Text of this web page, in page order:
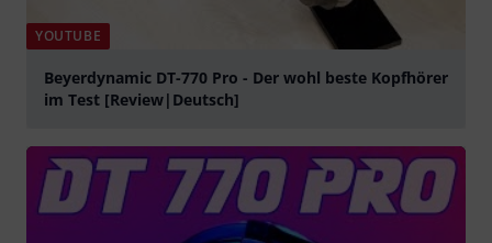
YOUTUBE
Beyerdynamic DT-770 Pro - Der wohl beste Kopfhörer
im Test [Review|Deutsch]